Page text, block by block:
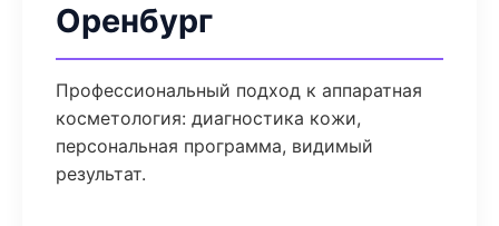
Оренбург
Профессиональный подход к аппаратная
косметология: диагностика кожи,
персональная программа, видимый
результат.